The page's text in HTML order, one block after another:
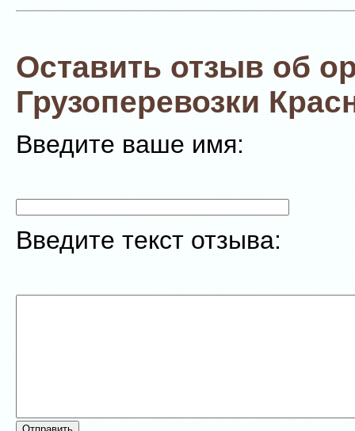
Оставить отзыв об
Грузоперевозки
Введите ваше имя:
Введите текст отзыва: